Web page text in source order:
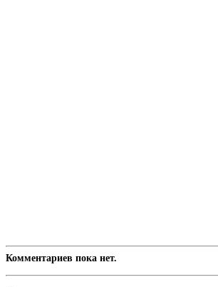
Комментариев пока нет.